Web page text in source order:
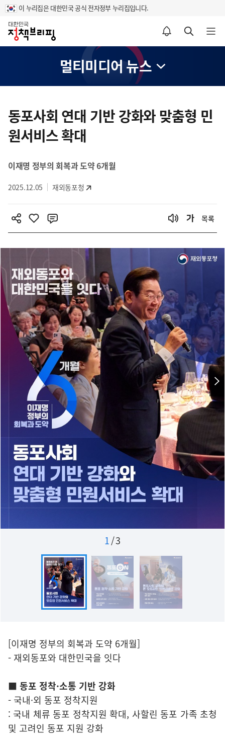
이 누리집은 대한민국 공식 전자정부 누리집입니다.
홈
알림설정 바로가기 검색 바로가기 메뉴 열기
멀티미디어 뉴스
텐
츠
영
동포사회 연대 기반 강화와 맞춤형 민
원서비스 확대
이재명 정부의 회복과 도약 6개월
2025.12.05 재외동포청
목록
1/3
[이재명 정부의 회복과 도약 6개월]
- 재외동포와 대한민국을 잇다
■ 동포 정착·소통 기반 강화
- 국내·외 동포 정착지원
: 국내 체류 동포 정착지원 확대, 사할린 동포 가족 초청
및 고려인 동포 지원 강화